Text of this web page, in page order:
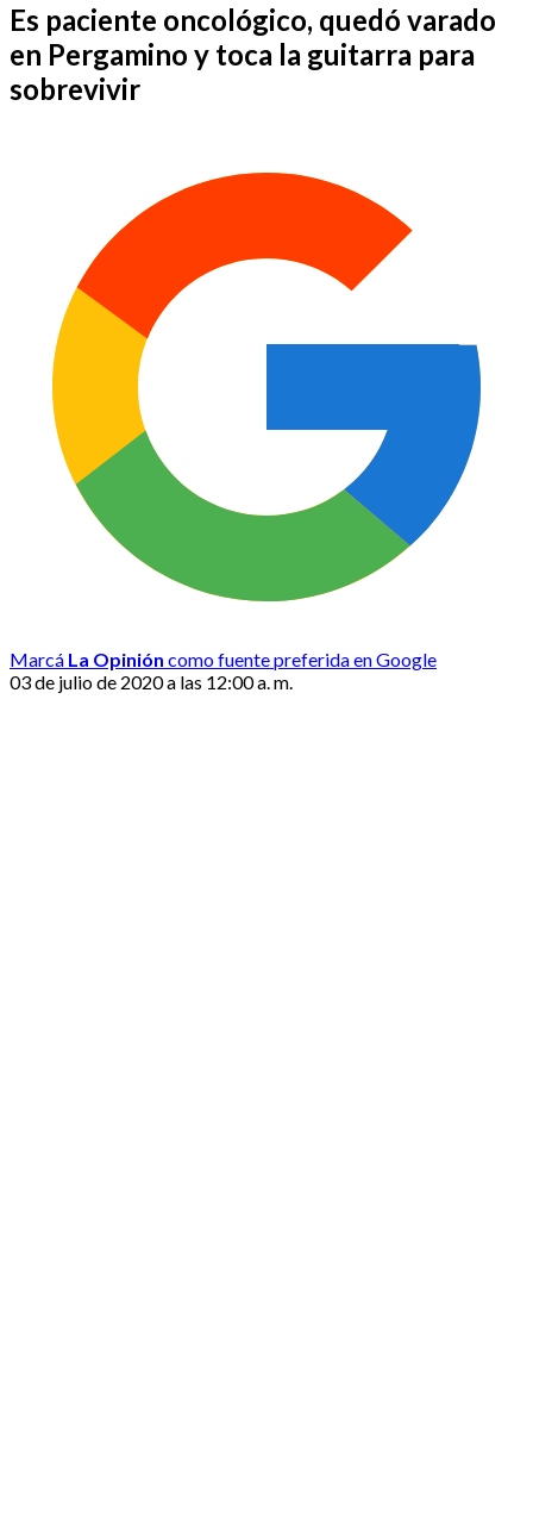
Es paciente oncológico, quedó varado
en Pergamino y toca la guitarra para
sobrevivir
Marcá La Opinión como fuente preferida en Google
03 de julio de 2020 a las 12:00 a. m.